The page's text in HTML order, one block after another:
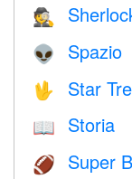
🕵️
👽 Spazio
🖖 Star
📖 Storia
🏈 Super